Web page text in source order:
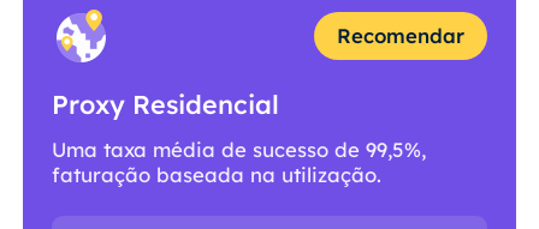
Recomendar
Proxy Residencial
Uma taxa média de sucesso de 99,5%,
faturação baseada na utilização.